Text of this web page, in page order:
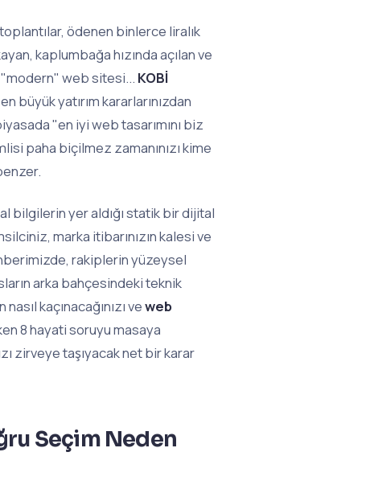
ödenen binlerce liralık
kaplumbağa hızında açılan ve
web sitesi... KOBİ
büyük yatırım kararlarınızdan
"en iyi web tasarımını biz
paha biçilmez zamanınızı kime
bilgilerin yer aldığı statik bir dijital
marka itibarınızın kalesi ve
rakiplerin yüzeysel
arka bahçesindeki teknik
kaçınacağınızı veweb
8 hayati soruyu masaya
zirveye taşıyacak net bir karar
Seçim Neden